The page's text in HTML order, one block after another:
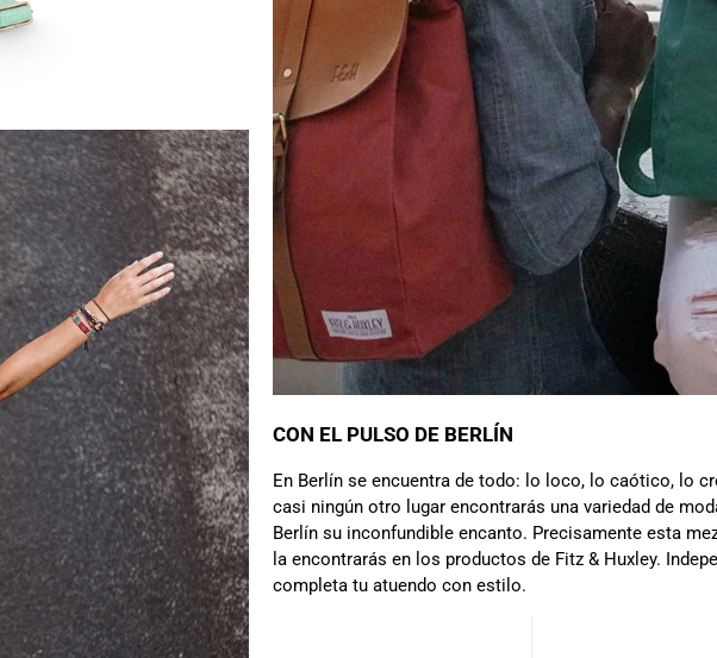
CON EL PULSO DE BERLÍN
En Berlín se encuentra de todo: lo loco, lo caótico, lo
casi ningún otro lugar encontrarás una variedad de
Berlín su inconfundible encanto. Precisamente esta
la encontrarás en los productos de Fitz & Huxley.
completa tu atuendo con estilo.